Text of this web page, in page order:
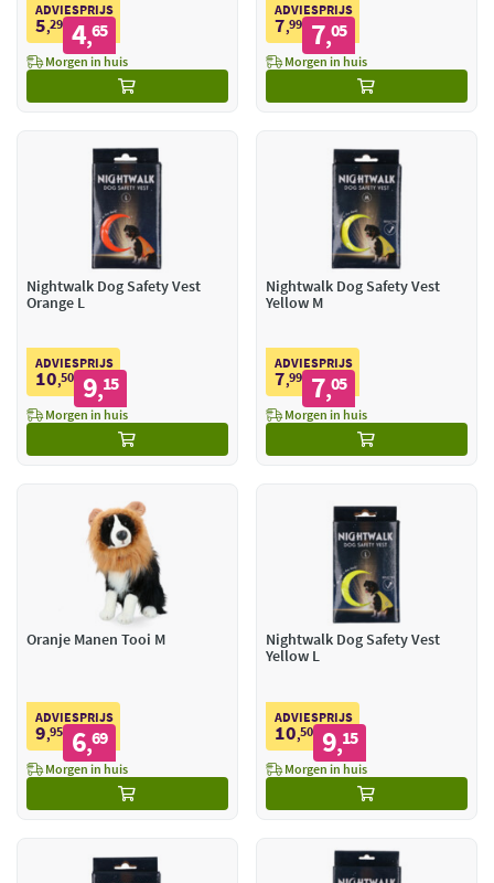
ADVIESPRIJS
5,29 4,65
Morgen in huis
ADVIESPRIJS
7,99 7,05
Morgen in huis
Nightwalk Dog Safety Vest
Orange L
ADVIESPRIJS
10,50 9,15
Morgen in huis
Nightwalk Dog Safety Vest
Yellow M
ADVIESPRIJS
7,99 7,05
Morgen in huis
Oranje Manen Tooi M
ADVIESPRIJS
9,95 6,69
Morgen in huis
Nightwalk Dog Safety Vest
Yellow L
ADVIESPRIJS
10,50 9,15
Morgen in huis